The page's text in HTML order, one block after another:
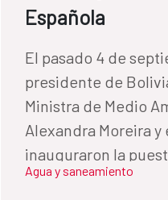
Española
El pasado 4 de
presidente de
Ministra de Medio
Alexandra Moreira y el Alcalde de
inauguraron la
los 34 kilómetros de
Agua y saneamiento